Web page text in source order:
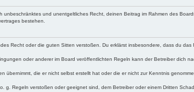
und unentgeltliches Recht, deinen Beitrag im Rahmen des
bestehen.
Recht oder die guten Sitten verstoßen. Du erklärst insbesondere, dass du
oder anderer im Board veröffentlichten Regeln kann der Betreiber dich
die er nicht selbst erstellt hat oder die er nicht zur Kenntnis
Regeln verstoßen oder geeignet sind, dem Betreiber oder einem Dritten